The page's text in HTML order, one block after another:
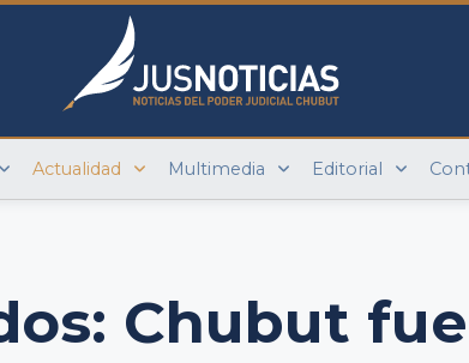
Actualidad Multimedia Editorial
Chubut fue